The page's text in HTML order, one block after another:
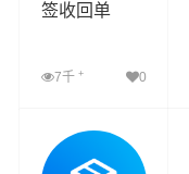
签收回单
7千 + 0
查看详细